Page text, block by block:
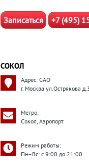
Записаться +7 (495)
СОКОЛ
Адрес: САО
г. Москва ул.Острякова
Метро:
Сокол, Аэропорт
Режим работы:
Пн–Вс: с 9:00 до 21:00